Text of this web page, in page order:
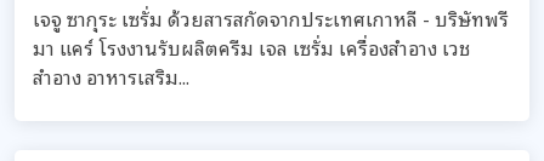
เจจู ซากุระ เซรั่ม ด้วยสารสกัดจากประเทศเกาหลี - บริษัทพรี
มา แคร์ โรงงานรับผลิตครีม เจล เซรั่ม เครื่องสำอาง เวช
สำอาง อาหารเสริม...